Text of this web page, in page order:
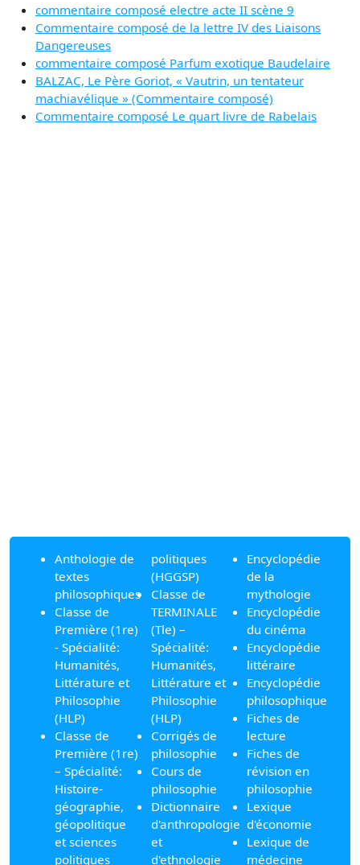
commentaire composé electre acte II scène 9
Commentaire composé de la lettre IV des Liaisons
Dangereuses
commentaire composé Parfum exotique Baudelaire
BALZAC, Le Père Goriot, « Vautrin, un tentateur
machiavélique » (Commentaire composé)
Commentaire composé Le quart livre de Rabelais
Anthologie de
textes
philosophiques
Classe de
Première (1re)
- Spécialité:
Humanités,
Littérature et
Philosophie
(HLP)
Classe de
Première (1re)
– Spécialité:
Histoire-
géographie,
géopolitique
et sciences
politiques
politiques
(HGGSP)
Classe de
TERMINALE
(Tle) –
Spécialité:
Humanités,
Littérature et
Philosophie
(HLP)
Corrigés de
philosophie
Cours de
philosophie
Dictionnaire
d'anthropologie
et
d'ethnologie
Encyclopédie
de la
mythologie
Encyclopédie
du cinéma
Encyclopédie
littéraire
Encyclopédie
philosophique
Fiches de
lecture
Fiches de
révision en
philosophie
Lexique
d'économie
Lexique de
médecine